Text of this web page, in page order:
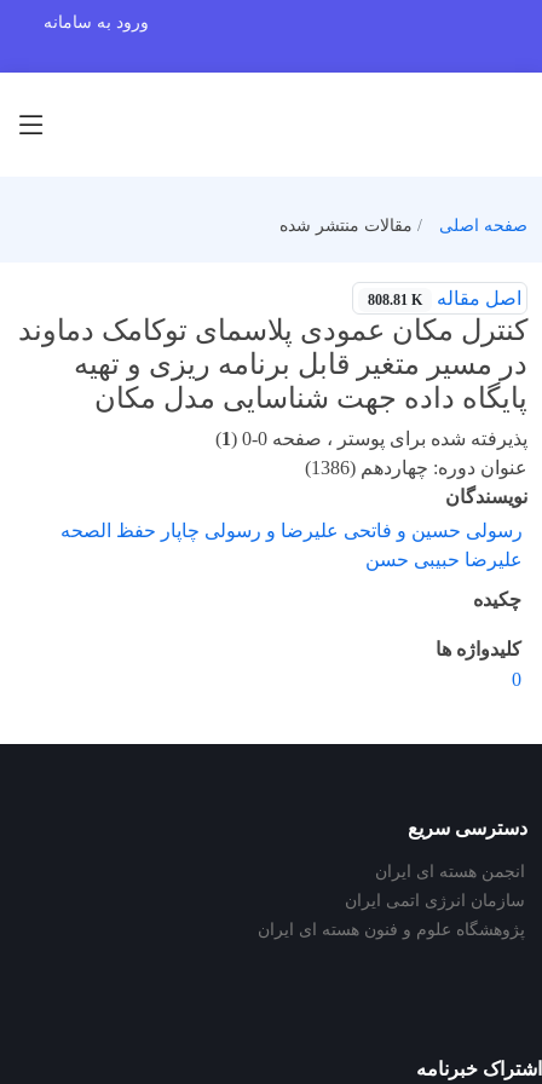
ورود به سامانه
صفحه اصلی مقالات منتشر شده
اصل مقاله 808.81 K
کنترل مکان عمودی پلاسمای توکامک دماوند
در مسیر متغیر قابل برنامه ریزی و تهیه
پایگاه داده جهت شناسایی مدل مکان
پذیرفته شده برای پوستر ، صفحه 0-0 ( 1
)
عنوان دوره: چهاردهم (1386)
نویسندگان
رسولی حسین و فاتحی علیرضا و رسولی چاپار حفظ الصحه
علیرضا حبیبی حسن
چکیده
کلیدواژه ها
0
دسترسی سریع
انجمن هسته ای ایران
سازمان انرژی اتمی ایران
پژوهشگاه علوم و فنون هسته ای ایران
اشتراک خبرنامه